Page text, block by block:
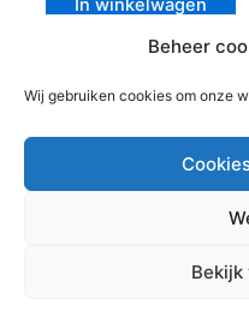
Beheer
Wij gebruiken cookies om onze
Bekijk
In winkelwagen
doorAstra